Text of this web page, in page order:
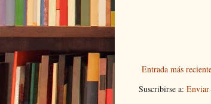
Entrada más
Suscribirse a: Enviar